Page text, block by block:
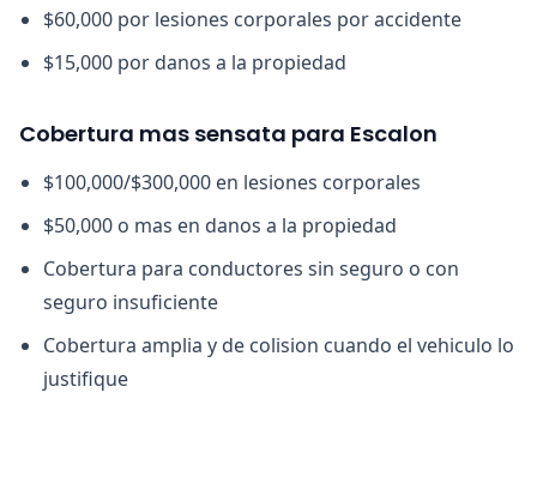
$60,000 por lesiones corporales por accidente
$15,000 por danos a la propiedad
Cobertura mas sensata para Escalon
$100,000/$300,000 en lesiones corporales
$50,000 o mas en danos a la propiedad
Cobertura para conductores sin seguro o con
seguro insuficiente
Cobertura amplia y de colision cuando el vehiculo lo
justifique